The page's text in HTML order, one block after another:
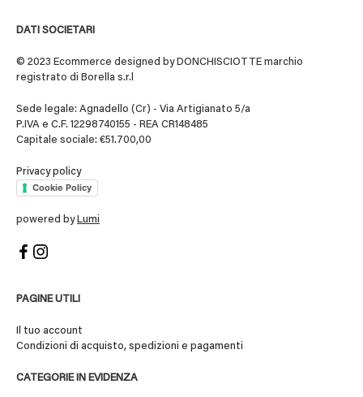
DATI SOCIETARI
© 2023 Ecommerce designed by DONCHISCIOTTE marchio
registrato di Borella s.r.l
Sede legale: Agnadello (Cr) - Via Artigianato 5/a
P.IVA e C.F. 12298740155 - REA CR148485
Capitale sociale: €51.700,00
Privacy policy
Cookie Policy
powered by Lumi
PAGINE UTILI
Il tuo account
Condizioni di acquisto, spedizioni e pagamenti
CATEGORIE IN EVIDENZA